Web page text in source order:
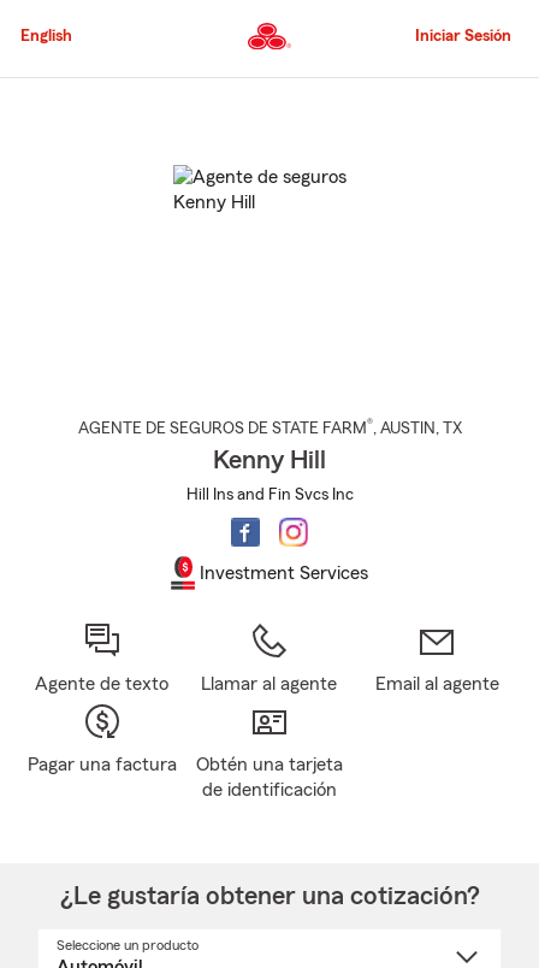
al
principal
English Iniciar Sesión
AGENTE DE SEGUROS DE STATE FARM®, AUSTIN , TX
Kenny Hill
Hill Ins and Fin Svcs Inc
Investment Services
Agente de texto Llamar al agente Email al agente
Pagar una factura
Obtén una tarjeta
de identificación
¿Le gustaría obtener una cotización?
Seleccione un producto